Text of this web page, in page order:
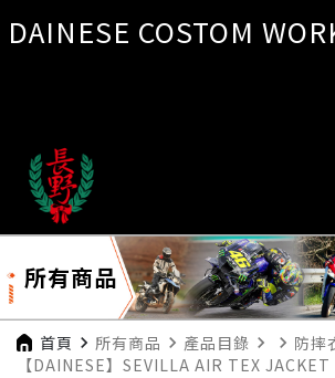
DAINESE COSTOM
所有商品
首頁 navigate_next 所有商品 navigate_next 產品目錄 navigate_next navigate_next 防摔
【DAINESE】SEVILLA AIR TEX JACKET